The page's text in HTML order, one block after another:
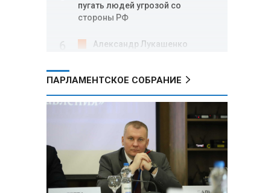
пугать людей угрозой со
стороны РФ
Александр Лукашенко
НАТО
В Белгородской области при
новых атаках ВСУ пострадали
еще четыре человека
Александр Лукашенко о
работе Белкоопсоюза: «Если это
так, это жуть»
ПАРЛАМЕНТСКОЕ СОБРАНИЕ